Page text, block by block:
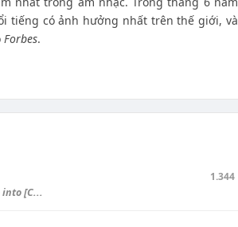
tiếng có ảnh hưởng nhất trên thế giới, và
Forbes.
[C...
1.344